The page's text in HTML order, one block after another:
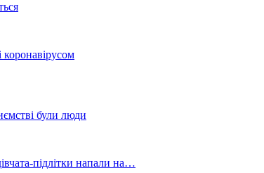
коронавірусом
були люди
підлітки напали на…